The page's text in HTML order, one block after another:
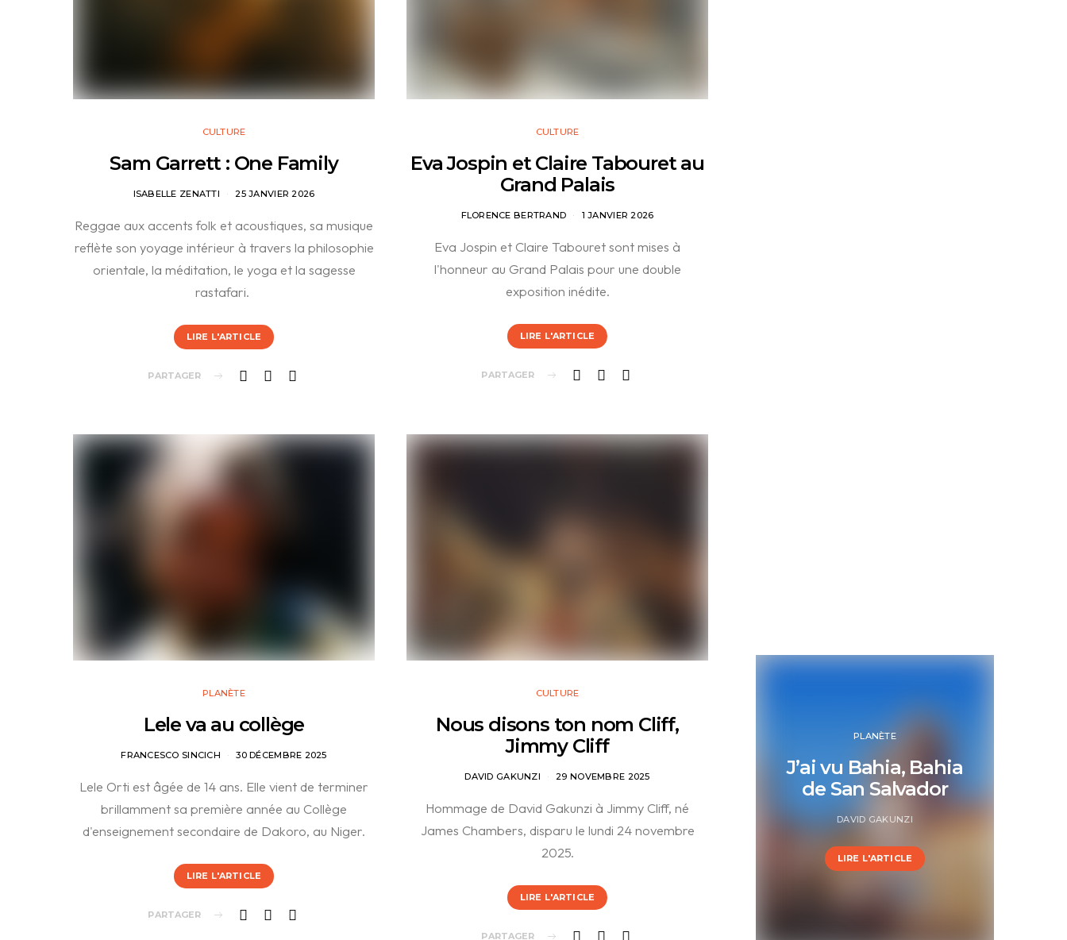
CULTURE
Sam Garrett : One Family
ISABELLE ZENATTI 25 JANVIER 2026
Reggae aux accents folk et acoustiques, sa musique
reflète son yoyage intérieur à travers la philosophie
orientale, la méditation, le yoga et la sagesse
rastafari.
LIRE L'ARTICLE
PARTAGER
CULTURE
Eva Jospin et Claire Tabouret au
Grand Palais
FLORENCE BERTRAND 1 JANVIER 2026
Eva Jospin et Claire Tabouret sont mises à
l'honneur au Grand Palais pour une double
exposition inédite.
LIRE L'ARTICLE
PARTAGER
PLANÈTE
Lele va au collège
FRANCESCO SINCICH 30 DÉCEMBRE 2025
Lele Orti est âgée de 14 ans. Elle vient de terminer
brillamment sa première année au Collège
d'enseignement secondaire de Dakoro, au Niger.
LIRE L'ARTICLE
PARTAGER
CULTURE
Nous disons ton nom Cliff,
Jimmy Cliff
DAVID GAKUNZI 29 NOVEMBRE 2025
Hommage de David Gakunzi à Jimmy Cliff, né
James Chambers, disparu le lundi 24 novembre
2025.
LIRE L'ARTICLE
PARTAGER
PLANÈTE
J’ai vu Bahia, Bahia
de San Salvador
DAVID GAKUNZI
LIRE L'ARTICLE